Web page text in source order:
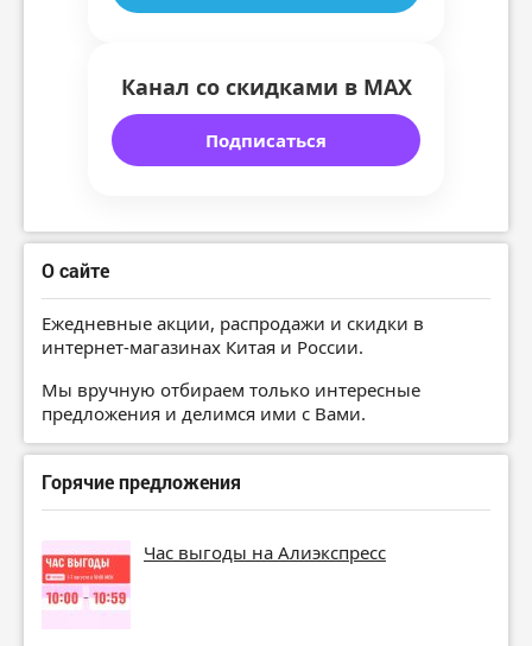
Канал со скидками в MAX
Подписаться
О сайте
Ежедневные акции, распродажи и скидки в
интернет-магазинах Китая и России.
Мы вручную отбираем только интересные
предложения и делимся ими с Вами.
Горячие предложения
Час выгоды на Алиэкспресс